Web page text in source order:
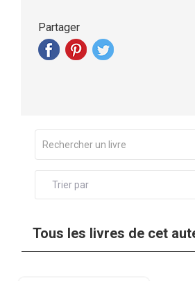
Partager
Tous les livres de cet